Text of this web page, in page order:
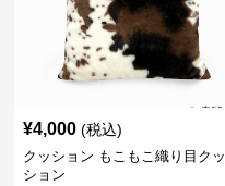
¥4,000 (税込)
クッション もこもこ織り目クッ
ション